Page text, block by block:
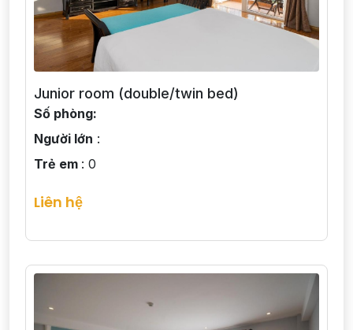
Junior room (double/twin bed)
Số phòng:
Người lớn :
Trẻ em : 0
Liên hệ